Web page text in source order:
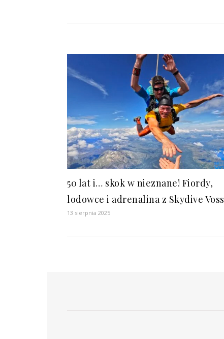
50 lat i… skok w nieznane! Fiordy,
lodowce i adrenalina z Skydive Voss
13 sierpnia 2025